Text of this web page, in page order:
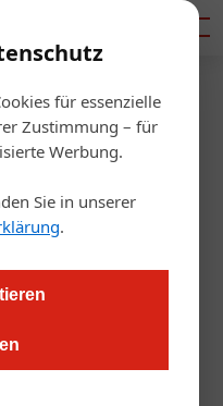
für essenzielle
Zustimmung – für
Werbung.
Sie in unserer
.
zum
Felix
Almtal findet bereits zum